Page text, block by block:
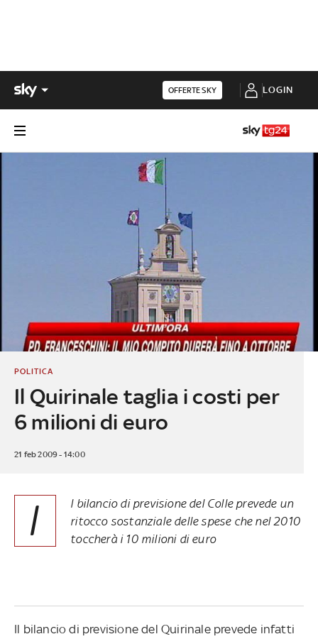
OFFERTE SKY LOGIN
Il Quirinale taglia i costi per
6 milioni di euro
POLITICA
21 feb 2009 - 14:00
I
l bilancio di previsione del Colle prevede un
ritocco sostanziale delle spese che nel 2010
toccherà i 10 milioni di euro
Il bilancio di previsione del Quirinale prevede infatti